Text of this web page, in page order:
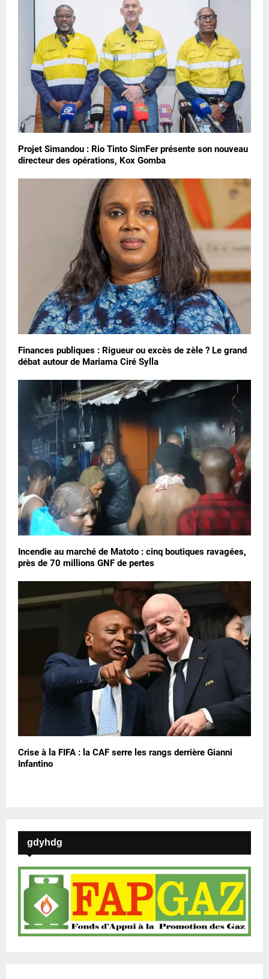
Projet Simandou : Rio Tinto SimFer présente son nouveau
directeur des opérations, Kox Gomba
Finances publiques : Rigueur ou excès de zèle ? Le grand
débat autour de Mariama Ciré Sylla
Incendie au marché de Matoto : cinq boutiques ravagées,
près de 70 millions GNF de pertes
Crise à la FIFA : la CAF serre les rangs derrière Gianni
Infantino
gdyhdg